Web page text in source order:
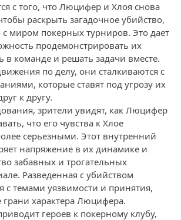
с того, что Люцифер и Хлоя снова
раскрыть загадочное убийство,
с миром покерных турниров. Это дает
продемонстрировать их
в команде и решать задачи вместе.
по делу, они сталкиваются с
которые ставят под угрозу их
к другу.
зрители увидят, как Люцифер
что его чувства к Хлое
серьезными. Этот внутренний
напряжение в их динамике и
забавных и трогательных
Разведенная с убийством
с темами уязвимости и принятия,
характера Люцифера.
героев к покерному клубу,